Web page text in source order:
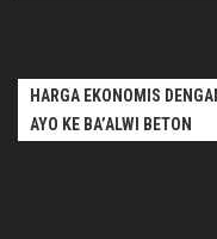
HARGA EKONOMIS
AYO KE BA’ALWI BETON